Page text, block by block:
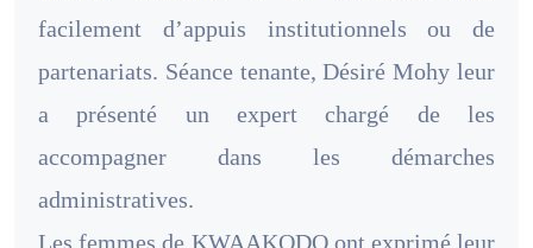
facilement d’appuis institutionnels ou de
partenariats. Séance tenante, Désiré Mohy leur
a présenté un expert chargé de les
accompagner dans les démarches
administratives.
Les femmes de KWAAKODO ont exprimé leur